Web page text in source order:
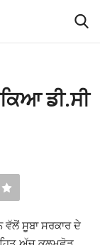
ਡੀ.ਸੀ
ਸੂਬਾ ਸਰਕਾਰ ਦੇ